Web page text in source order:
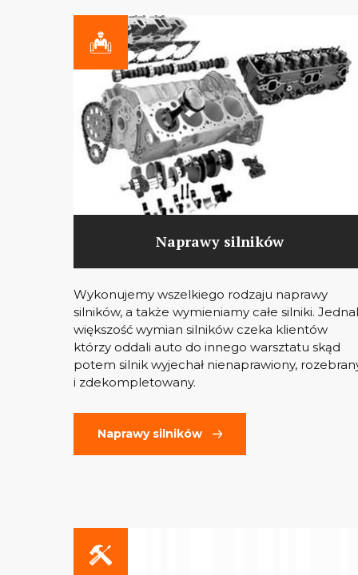
Naprawy silników
Wykonujemy wszelkiego rodzaju naprawy
silników, a także wymieniamy całe silniki.
większość wymian silników czeka klientów
którzy oddali auto do innego warsztatu skąd
potem silnik wyjechał nienaprawiony,
i zdekompletowany.
Naprawy silników